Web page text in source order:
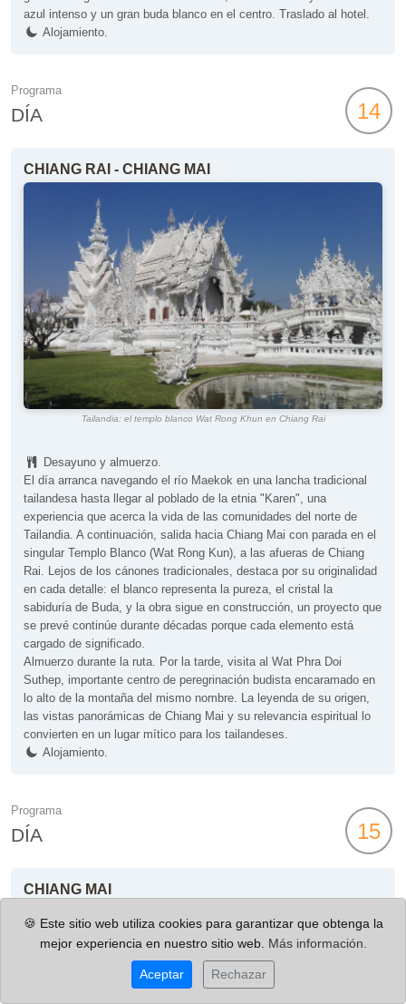
azul intenso y un gran buda blanco en el centro. Traslado al hotel.
Alojamiento.
Programa
DÍA 14
CHIANG RAI - CHIANG MAI
Tailandia: el templo blanco Wat Rong Khun en Chiang Rai
Desayuno y almuerzo.
El día arranca navegando el río Maekok en una lancha tradicional
tailandesa hasta llegar al poblado de la etnia "Karen", una
experiencia que acerca la vida de las comunidades del norte de
Tailandia. A continuación, salida hacia Chiang Mai con parada en el
singular Templo Blanco (Wat Rong Kun), a las afueras de Chiang
Rai. Lejos de los cánones tradicionales, destaca por su originalidad
en cada detalle: el blanco representa la pureza, el cristal la
sabiduría de Buda, y la obra sigue en construcción, un proyecto que
se prevé continúe durante décadas porque cada elemento está
cargado de significado.
Almuerzo durante la ruta. Por la tarde, visita al Wat Phra Doi
Suthep, importante centro de peregrinación budista encaramado en
lo alto de la montaña del mismo nombre. La leyenda de su origen,
las vistas panorámicas de Chiang Mai y su relevancia espiritual lo
convierten en un lugar mítico para los tailandeses.
Alojamiento.
Programa
DÍA 15
CHIANG MAI
🍪 Este sitio web utiliza cookies para garantizar que obtenga la
mejor experiencia en nuestro sitio web. Más información.
Aceptar Rechazar